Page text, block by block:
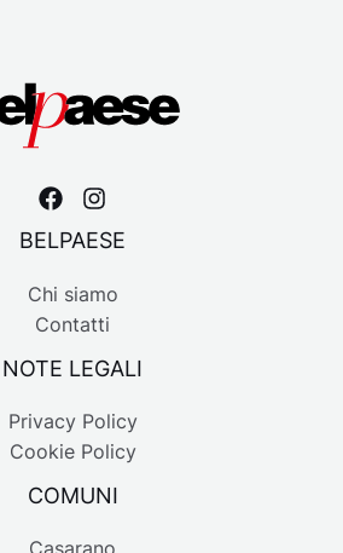
BELPAESE
Chi siamo
Contatti
NOTE LEGALI
Privacy Policy
Cookie Policy
COMUNI